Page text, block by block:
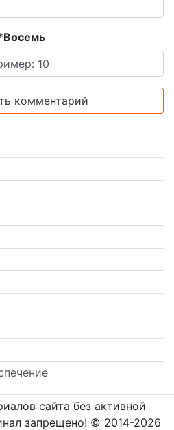
Boceмь
сайта без активной
запрещено! © 2014-2026